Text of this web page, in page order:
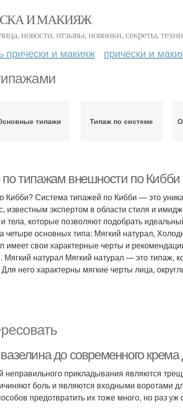
И МАКИЯЖ
новости, отзывы, новинки, секреты,
прически и макияж прически и
типажи Типаж по системе
по типажам внешности по Кибби
Кибби? Система типажей по Кибби — это
известным экспертом в области стиля и
тела, которые позволяют подобрать
четыре основных типа: Мягкий натурал,
свои характерные черты и
натурал Мягкий натурал — это типаж,
него характерны мягкие черты лица,
до современного крема
неправильного прикладывания являются
боль и являются входными воротами
предотвратить их тоже много, но раз уж